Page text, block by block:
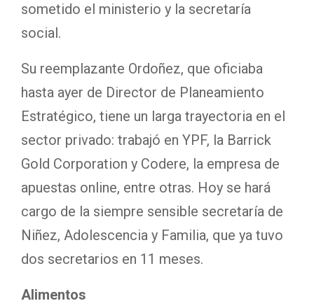
sometido el ministerio y la secretaría
social.
Su reemplazante Ordoñez, que oficiaba
hasta ayer de Director de Planeamiento
Estratégico, tiene un larga trayectoria en el
sector privado: trabajó en YPF, la Barrick
Gold Corporation y Codere, la empresa de
apuestas online, entre otras. Hoy se hará
cargo de la siempre sensible secretaría de
Niñez, Adolescencia y Familia, que ya tuvo
dos secretarios en 11 meses.
Alimentos